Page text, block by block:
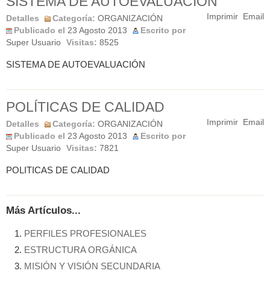
Detalles Categoría: ORGANIZACIÓN
Publicado el 23 Agosto 2013
Escrito por
Super Usuario Visitas: 8525
Imprimir Email
SISTEMA DE AUTOEVALUACIÓN
POLÍTICAS DE CALIDAD
Detalles Categoría: ORGANIZACIÓN
Publicado el 23 Agosto 2013
Escrito por
Super Usuario Visitas: 7821
Imprimir Email
POLITICAS DE CALIDAD
Más Artículos...
PERFILES PROFESIONALES
ESTRUCTURA ORGÁNICA
MISIÓN Y VISIÓN SECUNDARIA